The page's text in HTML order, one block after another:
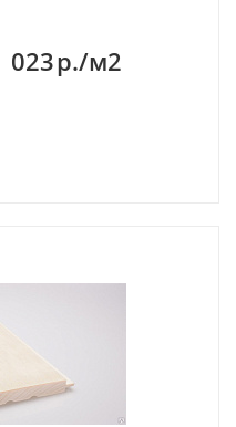
023р./м2